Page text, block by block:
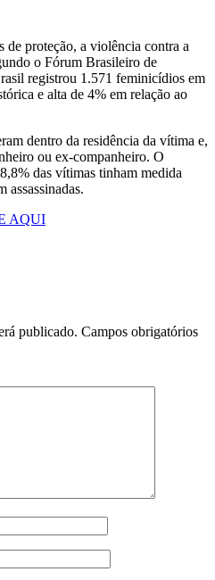
de proteção, a violência contra a
o Fórum Brasileiro de
registrou 1.571 feminicídios em
e alta de 4% em relação ao
dentro da residência da vítima e,
ou ex-companheiro. O
das vítimas tinham medida
assassinadas.
AQUI
publicado. Campos obrigatórios